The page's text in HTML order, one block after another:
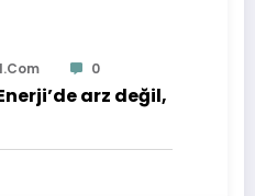
0
arz değil,